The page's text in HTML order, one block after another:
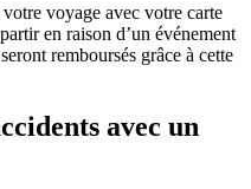
voyage avec votre carte
en raison d’un événement
remboursés grâce à cette
avec un